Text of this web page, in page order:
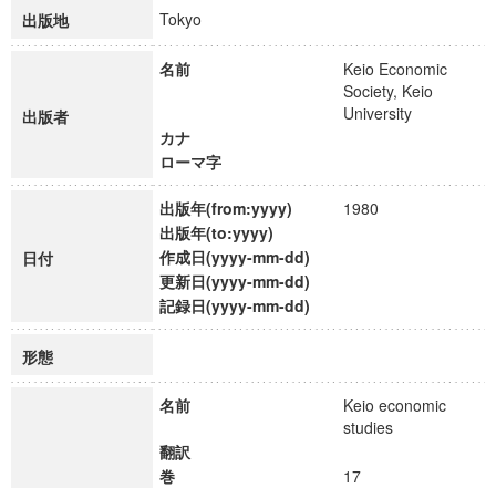
出版地 Tokyo
出版者
名前
Keio Economic
Society, Keio
University
カナ
ローマ字
日付
出版年(from:yyyy)
1980
出版年(to:yyyy)
作成日(yyyy-mm-dd)
更新日(yyyy-mm-dd)
記録日(yyyy-mm-dd)
形態
名前
Keio economic
studies
翻訳
巻
17